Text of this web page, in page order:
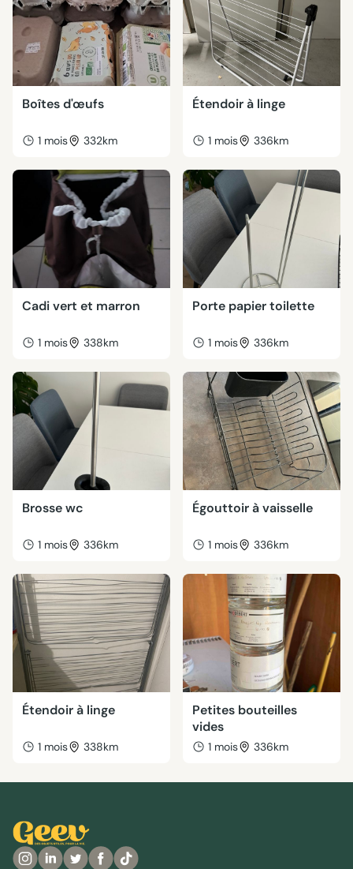
Boîtes d'œufs
1 mois 332km
Étendoir à linge
1 mois 336km
Cadi vert et marron
1 mois 338km
Porte papier toilette
1 mois 336km
Brosse wc
1 mois 336km
Égouttoir à vaisselle
1 mois 336km
Étendoir à linge
1 mois 338km
Petites bouteilles
vides
1 mois 336km